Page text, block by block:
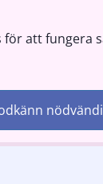
för att fungera